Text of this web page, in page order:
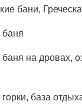
бани,
баня
баня на дровах,
горки, база